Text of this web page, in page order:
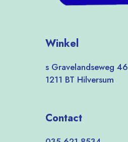
Winkel
s Gravelandseweg 46
1211 BT Hilversum
Contact